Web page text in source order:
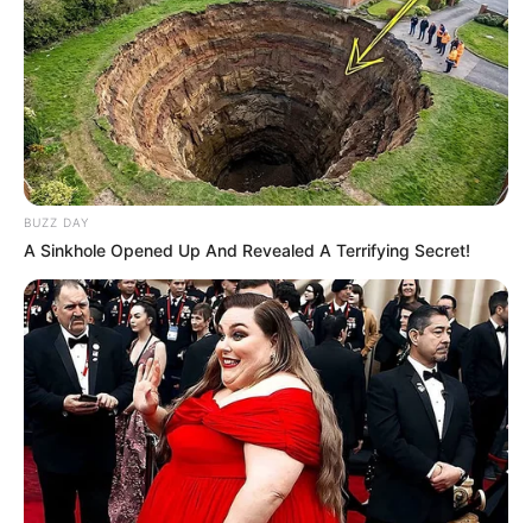
BUZZ DAY
A Sinkhole Opened Up And Revealed A Terrifying Secret!